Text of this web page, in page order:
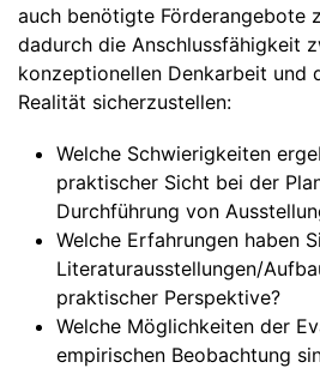
auch benötigte Förderangebote
dadurch die Anschlussfähigkeit
konzeptionellen Denkarbeit und
Realität sicherzustellen:
Welche Schwierigkeiten
praktischer Sicht bei der
Durchführung von
Welche Erfahrungen haben
Literaturausstellungen/
praktischer Perspektive?
Welche Möglichkeiten der
empirischen Beobachtung